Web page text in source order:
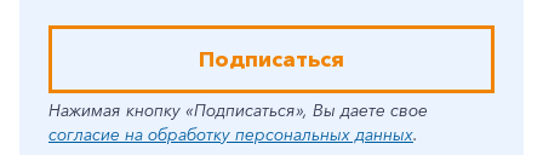
Подписаться
Нажимая кнопку «Подписаться», Вы даете свое
согласие на обработку персональных данных.